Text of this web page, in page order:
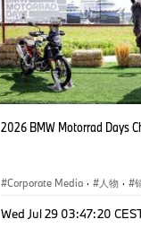
2026 BMW Motorrad Days
Corporate Media · 人物 ·
Wed Jul 29 03:47:20